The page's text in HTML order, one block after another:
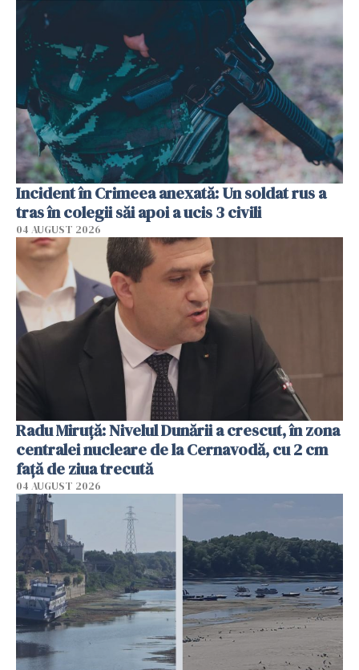
Incident în Crimeea anexată: Un soldat rus a
tras în colegii săi apoi a ucis 3 civili
04 AUGUST 2026
Radu Miruţă: Nivelul Dunării a crescut, în zona
centralei nucleare de la Cernavodă, cu 2 cm
faţă de ziua trecută
04 AUGUST 2026